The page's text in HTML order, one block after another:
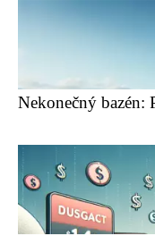
Nekonečný bazén: